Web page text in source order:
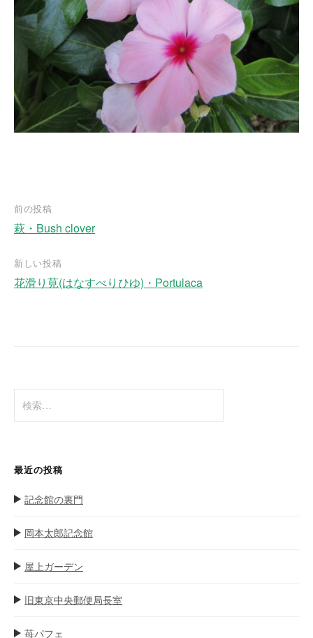
稿
ナ
ョ
ン
前の投稿
萩・Bush clover
新しい投稿
花滑り莧(はなすべりひゆ)・Portulaca
索
最近の投稿
記念館の裏門
岡本太郎記念館
屋上ガーデン
旧東京中央郵便局長室
苺パフェ